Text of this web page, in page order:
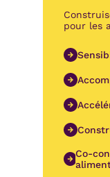
pour les
Co-